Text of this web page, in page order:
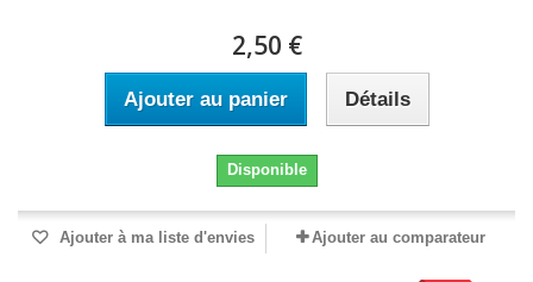
2,50 €
Ajouter au panier Détails
Disponible
Ajouter à ma liste d'envies Ajouter au comparateur